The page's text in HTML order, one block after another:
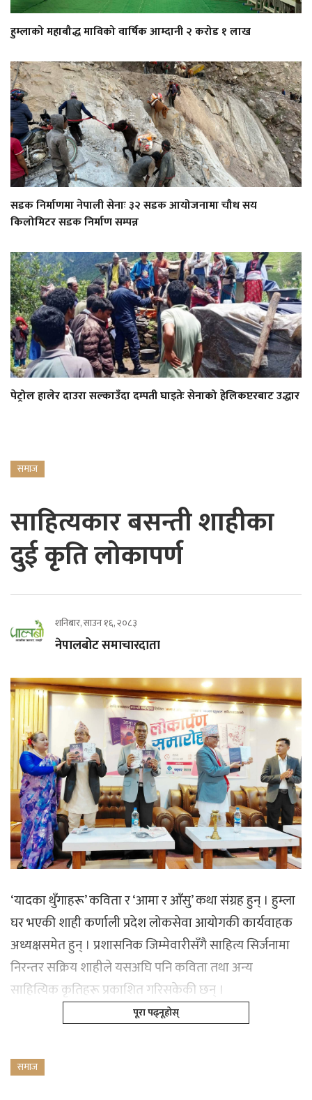
हुम्लाको महाबौद्ध माविको वार्षिक आम्दानी २ करोड १ लाख
सडक निर्माणमा नेपाली सेनाः ३२ सडक आयोजनामा चौध सय
किलोमिटर सडक निर्माण सम्पन्न
पेट्रोल हालेर दाउरा सल्काउँदा दम्पती घाइतेः सेनाको हेलिकप्टरबाट उद्धार
समाज
साहित्यकार बसन्ती शाहीका
दुई कृति लोकापर्ण
शनिबार, साउन १६, २०८३
नेपालबोट समाचारदाता
‘यादका थुँगाहरू’ कविता र ‘आमा र आँसु’ कथा संग्रह हुन् । हुम्ला
घर भएकी शाही कर्णाली प्रदेश लोकसेवा आयोगकी कार्यवाहक
अध्यक्षसमेत हुन् । प्रशासनिक जिम्मेवारीसँगै साहित्य सिर्जनामा
निरन्तर सक्रिय शाहीले यसअघि पनि कविता तथा अन्य
साहित्यिक कृतिहरू प्रकाशित गरिसकेकी छन् ।
पूरा पढ्नूहोस्
समाज